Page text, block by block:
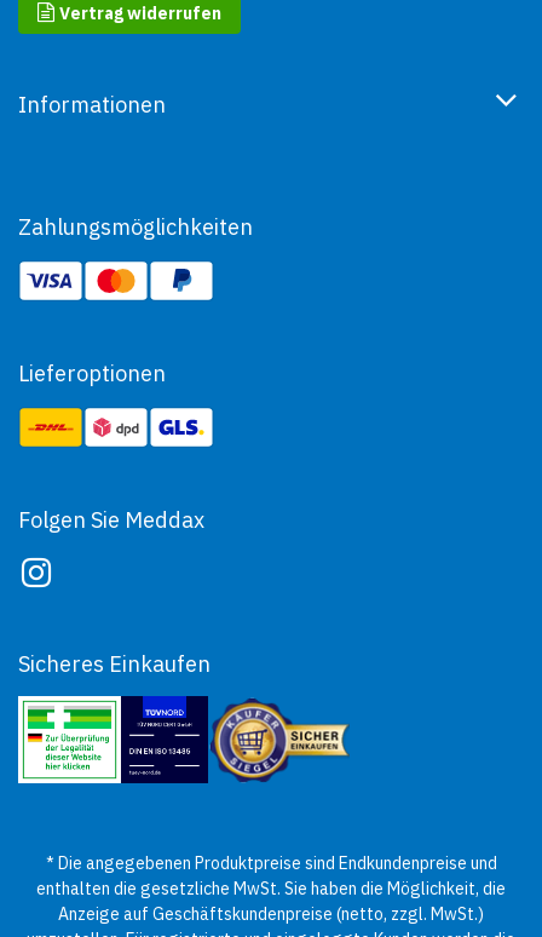
Vertrag widerrufen
Informationen
Zahlungsmöglichkeiten
Lieferoptionen
Folgen Sie Meddax
Sicheres Einkaufen
* Die angegebenen Produktpreise sind Endkundenpreise und
enthalten die gesetzliche MwSt. Sie haben die Möglichkeit, die
Anzeige auf Geschäftskundenpreise (netto, zzgl. MwSt.)